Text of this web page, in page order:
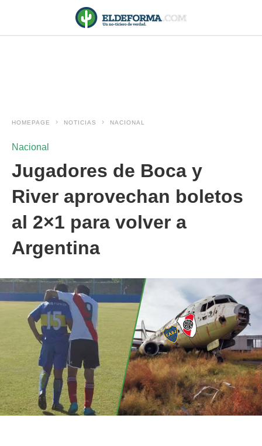
HOMEPAGE NOTICIAS NACIONAL
Nacional
Jugadores de Boca y
River aprovechan boletos
al 2×1 para volver a
Argentina